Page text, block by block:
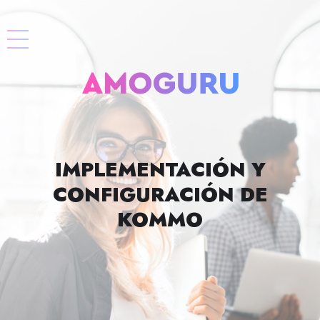
IMPLEMENTACIÓN Y
CONFIGURACIÓN DE
KOMMO